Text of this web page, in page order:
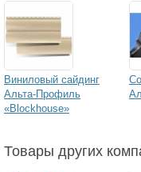
Виниловый сайдинг
Альта-Профиль
«Blockhouse»
Товары других